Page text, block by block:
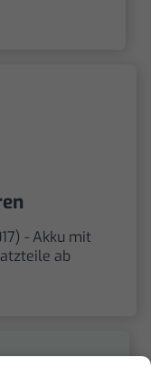
- Akku mit
ab